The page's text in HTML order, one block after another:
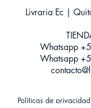
Livraria Ec |
Whatsapp
Whatsapp
Políticas de